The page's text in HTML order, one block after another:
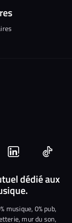
Nous
rejoindre
sur
Linkedin
Nous
dédié aux
musique, 0% pub,
mur du son,